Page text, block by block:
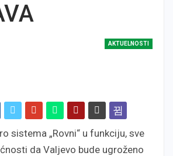
AKTUELNOSTI
sistema „Rovni“ u funkciju, sve
da Valjevo bude ugroženo